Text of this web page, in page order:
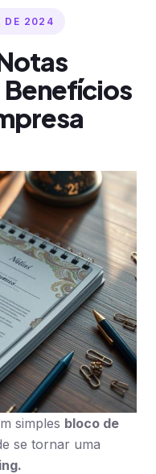
DE 2024
simples bloco de
se tornar uma